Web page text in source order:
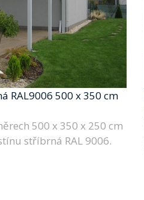
RAL9006 500 x 350 cm
500 x 350 x 250 cm
stříbrná RAL 9006.